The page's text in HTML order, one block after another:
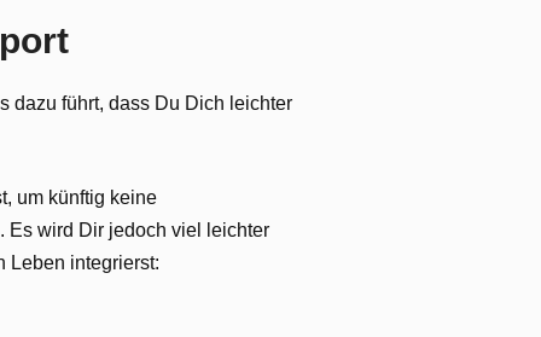
dazu führt, dass Du Dich leichter
um künftig keine
Es wird Dir jedoch viel leichter
Leben integrierst: